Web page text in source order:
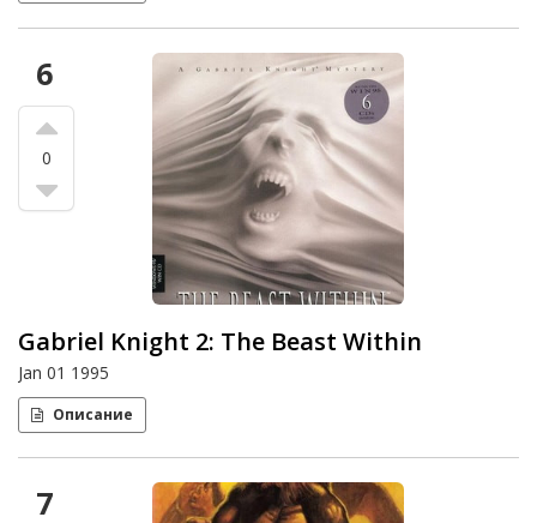
6
0
Gabriel Knight 2: The Beast Within
Jan 01 1995
Описание
7